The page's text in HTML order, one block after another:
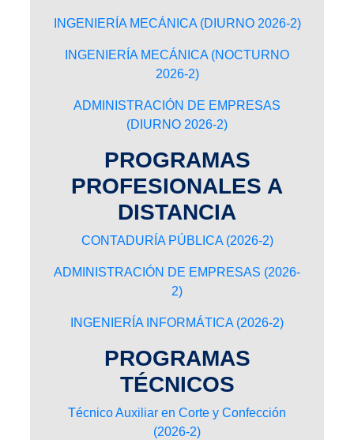
INGENIERÍA MECÁNICA (DIURNO 2026-2)
INGENIERÍA MECÁNICA (NOCTURNO
2026-2)
ADMINISTRACIÓN DE EMPRESAS
(DIURNO 2026-2)
PROGRAMAS
PROFESIONALES A
DISTANCIA
CONTADURÍA PÚBLICA (2026-2)
ADMINISTRACIÓN DE EMPRESAS (2026-
2)
INGENIERÍA INFORMÁTICA (2026-2)
PROGRAMAS
TÉCNICOS
Técnico Auxiliar en Corte y Confección
(2026-2)